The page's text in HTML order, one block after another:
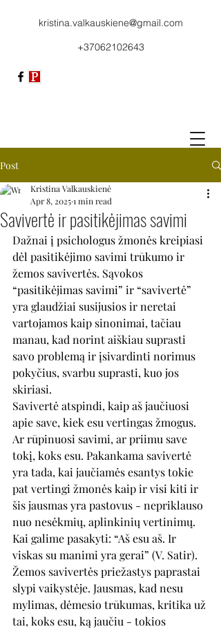
kristina.valkauskiene@gmail.com
+37062102643
Post
Savivertė ir pasitikėjimas savimi
Kristina Valkauskienė
Apr 8, 20251 min read
Dažnai į psichologus žmonės kreipiasi
dėl pasitikėjimo savimi trūkumo ir
žemos savivertės. Sąvokos
“pasitikėjimas savimi” ir “savivertė”
yra glaudžiai susijusios ir neretai
vartojamos kaip sinonimai, tačiau
manau, kad norint aiškiau suprasti
savo problemą ir įsivardinti norimus
pokyčius, svarbu suprasti, kuo jos
skiriasi.
Savivertė atspindi, kaip aš jaučiuosi
apie save, kiek esu vertingas žmogus.
Ar rūpinuosi savimi, ar priimu save
tokį, koks esu. Pakankama savivertė
yra tada, kai jaučiamės esantys tokie
pat vertingi žmonės kaip ir visi kiti ir
šis jausmas yra pastovus - nepriklauso
nuo nesėkmių, aplinkinių vertinimų.
Kai galime pasakyti: “Aš esu aš. Ir
viskas su manimi yra gerai” (V. Satir).
Žemos savivertės priežastys paprastai
slypi vaikystėje. Jausmas, kad nesu
mylimas, dėmesio trūkumas, kritika už
tai, koks esu, ką jaučiu - tokios